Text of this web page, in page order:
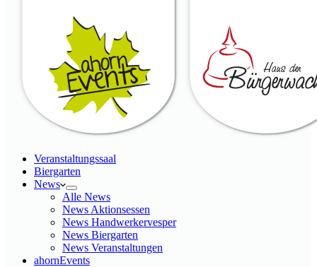
Veranstaltungssaal
Biergarten
News
Alle News
News Aktionsessen
News Handwerkervesper
News Biergarten
News Veranstaltungen
ahornEvents